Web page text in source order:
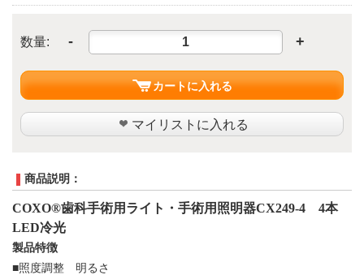
数量: - +
カートに入れる
マイリストに入れる
商品説明：
COXO®歯科手術用ライト・手術用照明器CX249-4 4本
LED冷光
製品特徴
■照度調整 明るさ